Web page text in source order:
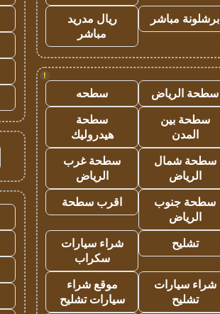
برشلونة مباشر
ريال مدريد
مباشر
!
سطحة الرياض
سطحه
سطحة بين
المدن
سطحة
هيدروليك
سطحة شمال
الرياض
سطحة غرب
الرياض
سطحة جنوب
الرياض
اقرب سطحة
تشليح
شراء سيارات
سكراب
شراء سيارات
تشليح
موقع شراء
سيارات تشليح